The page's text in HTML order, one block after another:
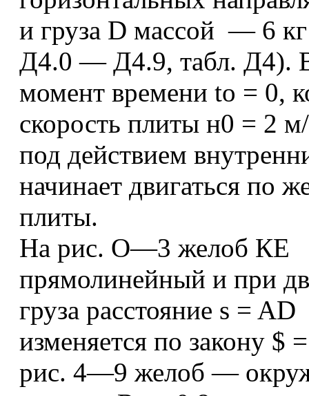
и груза D массой — 6
Д4.0 — Д4.9, табл. Д4).
момент времени to = 0,
скорость плиты н0 = 2
под действием
начинает двигаться по
плиты.
На рис. О—3 желоб КЕ
прямолинейный и при
груза расстояние s = AD
изменяется по закону $
рис. 4—9 желоб —